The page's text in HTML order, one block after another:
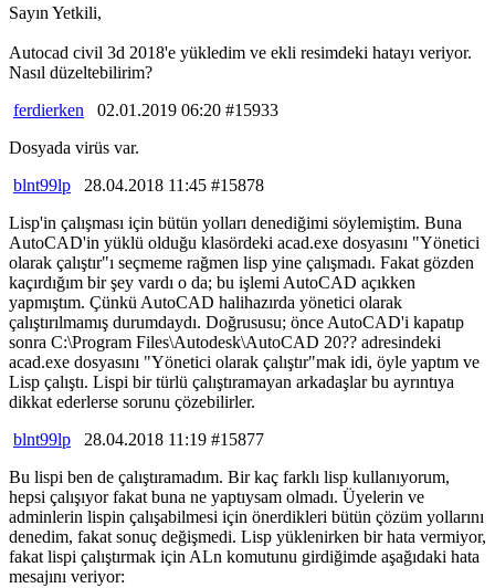
Sayın Yetkili,
Autocad civil 3d 2018'e yükledim ve ekli resimdeki hatayı veriyor.
Nasıl düzeltebilirim?
ferdierken 02.01.2019 06:20 #15933
Dosyada virüs var.
blnt99lp 28.04.2018 11:45 #15878
Lisp'in çalışması için bütün yolları denediğimi söylemiştim. Buna
AutoCAD'in yüklü olduğu klasördeki acad.exe dosyasını "Yönetici
olarak çalıştır"ı seçmeme rağmen lisp yine çalışmadı. Fakat gözden
kaçırdığım bir şey vardı o da; bu işlemi AutoCAD açıkken
yapmıştım. Çünkü AutoCAD halihazırda yönetici olarak
çalıştırılmamış durumdaydı. Doğrususu; önce AutoCAD'i kapatıp
sonra C:\Program Files\Autodesk\AutoCAD 20?? adresindeki
acad.exe dosyasını "Yönetici olarak çalıştır"mak idi, öyle yaptım ve
Lisp çalıştı. Lispi bir türlü çalıştıramayan arkadaşlar bu ayrıntıya
dikkat ederlerse sorunu çözebilirler.
blnt99lp 28.04.2018 11:19 #15877
Bu lispi ben de çalıştıramadım. Bir kaç farklı lisp kullanıyorum,
hepsi çalışıyor fakat buna ne yaptıysam olmadı. Üyelerin ve
adminlerin lispin çalışabilmesi için önerdikleri bütün çözüm yollarını
denedim, fakat sonuç değişmedi. Lisp yüklenirken bir hata vermiyor,
fakat lispi çalıştırmak için ALn komutunu girdiğimde aşağıdaki hata
mesajını veriyor: